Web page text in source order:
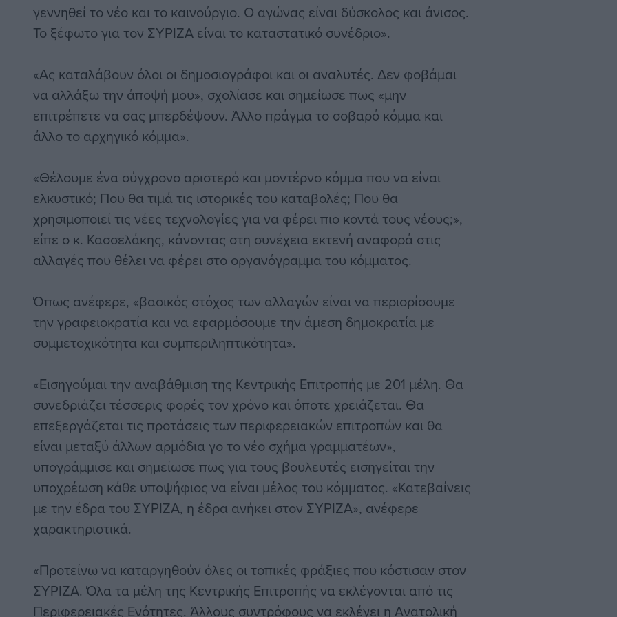
γεννηθεί το νέο και το καινούργιο. Ο αγώνας είναι δύσκολος και άνισος.
Το ξέφωτο για τον ΣΥΡΙΖΑ είναι το καταστατικό συνέδριο».
«Ας καταλάβουν όλοι οι δημοσιογράφοι και οι αναλυτές. Δεν φοβάμαι
να αλλάξω την άποψή μου», σχολίασε και σημείωσε πως «μην
επιτρέπετε να σας μπερδέψουν. Άλλο πράγμα το σοβαρό κόμμα και
άλλο το αρχηγικό κόμμα».
«Θέλουμε ένα σύγχρονο αριστερό και μοντέρνο κόμμα που να είναι
ελκυστικό; Που θα τιμά τις ιστορικές του καταβολές; Που θα
χρησιμοποιεί τις νέες τεχνολογίες για να φέρει πιο κοντά τους νέους;»,
είπε ο κ. Κασσελάκης, κάνοντας στη συνέχεια εκτενή αναφορά στις
αλλαγές που θέλει να φέρει στο οργανόγραμμα του κόμματος.
Όπως ανέφερε, «βασικός στόχος των αλλαγών είναι να περιορίσουμε
την γραφειοκρατία και να εφαρμόσουμε την άμεση δημοκρατία με
συμμετοχικότητα και συμπεριληπτικότητα».
«Εισηγούμαι την αναβάθμιση της Κεντρικής Επιτροπής με 201 μέλη. Θα
συνεδριάζει τέσσερις φορές τον χρόνο και όποτε χρειάζεται. Θα
επεξεργάζεται τις προτάσεις των περιφερειακών επιτροπών και θα
είναι μεταξύ άλλων αρμόδια γο το νέο σχήμα γραμματέων»,
υπογράμμισε και σημείωσε πως για τους βουλευτές εισηγείται την
υποχρέωση κάθε υποψήφιος να είναι μέλος του κόμματος. «Κατεβαίνεις
με την έδρα του ΣΥΡΙΖΑ, η έδρα ανήκει στον ΣΥΡΙΖΑ», ανέφερε
χαρακτηριστικά.
«Προτείνω να καταργηθούν όλες οι τοπικές φράξιες που κόστισαν στον
ΣΥΡΙΖΑ. Όλα τα μέλη της Κεντρικής Επιτροπής να εκλέγονται από τις
Περιφερειακές Ενότητες. Άλλους συντρόφους να εκλέγει η Ανατολική